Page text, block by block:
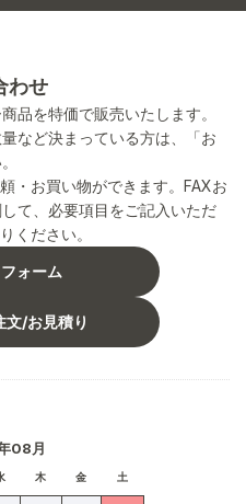
わせ
品を特価で販売いたします。
など決まっている方は、「お
・お買い物ができます。FAXお
て、必要項目をご記入いただ
ください。
ォーム
文/お見積り
08月
木 金 土